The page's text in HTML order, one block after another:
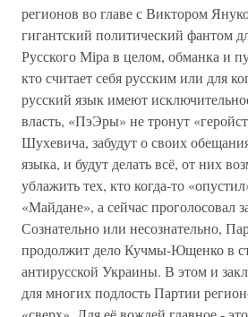
регионов во главе с Виктором
гигантский политический фантом
Русского Міра в целом, обманка и
кто считает себя русским или для
русский язык имеют
власть, «ПэЭры» не тронут
Шухевича, забудут о своих
языка, и будут делать всё, от них
ублажить тех, кто когда-то
«Майдане», а сейчас проголосовал
Сознательно или несознательно,
продолжит дело Кучмы-Ющенко в
антирусской Украины. В этом и
для многих подлость Партии